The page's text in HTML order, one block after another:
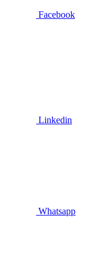
Facebook
Linkedin
Whatsapp